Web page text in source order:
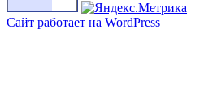
Сайт работает на WordPress